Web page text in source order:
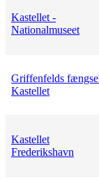
Kastellet -
Nationalmuseet
Griffenfelds
Kastellet
Kastellet
Frederikshavn